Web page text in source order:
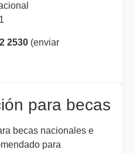
2530 (enviar
para becas
becas nacionales e
para